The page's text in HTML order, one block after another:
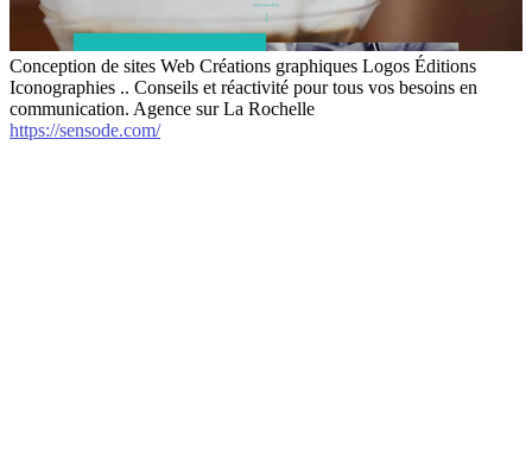
Conception de sites Web Créations graphiques Logos Éditions
Iconographies .. Conseils et réactivité pour tous vos besoins en
communication. Agence sur La Rochelle
https://sensode.com/